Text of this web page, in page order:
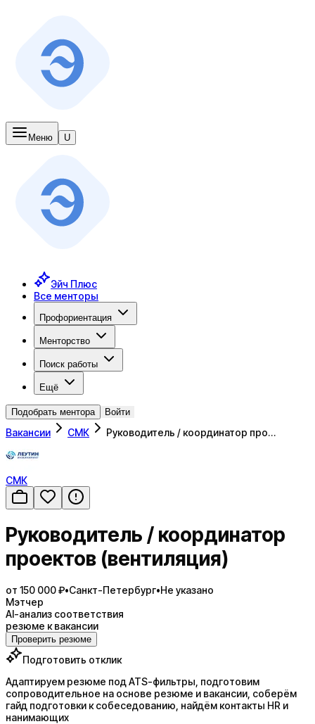
Меню U
Эйч Плюс
Все менторы
Профориентация
Менторство
Поиск работы
Ещё
Подобрать ментора Войти
Вакансии СМК Руководитель / координатор про…
СМК
Руководитель / координатор
проектов (вентиляция)
от 150 000 ₽•Санкт-Петербург•Не указано
Мэтчер
AI-анализ соответствия
резюме к вакансии
Проверить резюме
Подготовить отклик
Адаптируем резюме под ATS-фильтры, подготовим
сопроводительное на основе резюме и вакансии, соберём
гайд подготовки к собеседованию, найдём контакты HR и
нанимающих